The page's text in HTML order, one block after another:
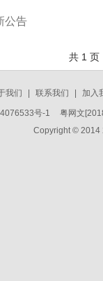
公告
共 1 页
我们 联系我们 加入
号-1
粤网文
Copyright © 2014